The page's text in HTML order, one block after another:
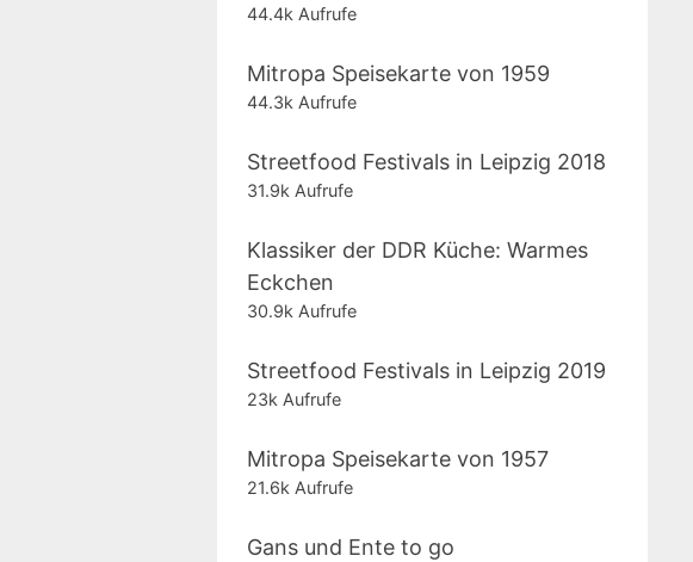
44.4k Aufrufe
Mitropa Speisekarte von 1959
44.3k Aufrufe
Streetfood Festivals in Leipzig 2018
31.9k Aufrufe
Klassiker der DDR Küche: Warmes
Eckchen
30.9k Aufrufe
Streetfood Festivals in Leipzig 2019
23k Aufrufe
Mitropa Speisekarte von 1957
21.6k Aufrufe
Gans und Ente to go